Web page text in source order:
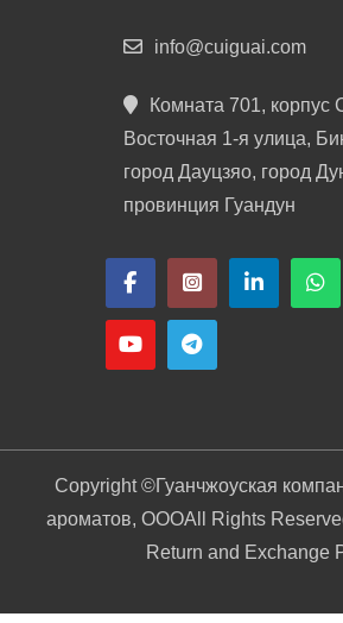
info@cuiguai.com
Комната 701, корпус
Восточная 1-я улица,
город Дауцзяо, город
провинция Гуандун
Copyright ©Гуанчжоуская
ароматов, ОООAll Rights
Return and Exchange